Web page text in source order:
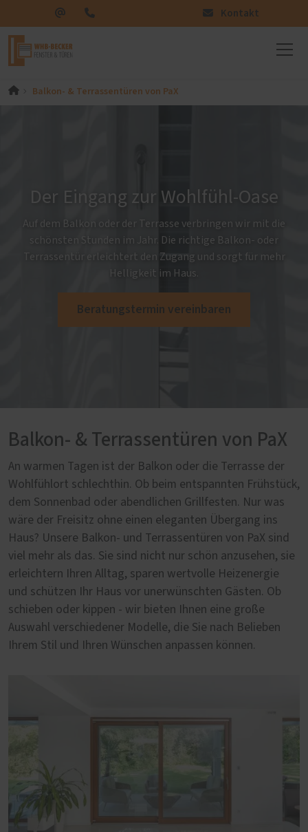
Kontakt
Balkon- & Terrassentüren von PaX
Der Eingang zur Wohlfühl-Oase
Auf dem Balkon oder der Terrasse verbringen wir mit die
schönsten Stunden im Jahr. Die richtige Balkon- oder
Terrassentür erleichtert den Zugang und sorgt für mehr
Helligkeit im Haus.
Beratungstermin vereinbaren
Balkon- & Terrassentüren von PaX
An warmen Tagen ist der Balkon oder die Terrasse der
Wohlfühlort schlechthin. Ob beim entspannten Frühstück,
dem Sonnenbad oder abendlichen Grillfesten. Nur was
wäre der Freisitz ohne einen eleganten Übergang ins
Haus? Unsere Balkon- und Terrassentüren von PaX sind
viel mehr als das. Sie sind nicht nur schön anzusehen, sie
erleichtern Ihren Alltag, sparen wertvolle Heizenergie
und schützen Ihr Haus vor unerwünschten Gästen. Ob
schieben oder kippen - wir bieten Ihnen eine große
Auswahl verschiedener Modelle, die Sie nach Belieben
Ihrem Stil und Ihren Wünschen anpassen können.